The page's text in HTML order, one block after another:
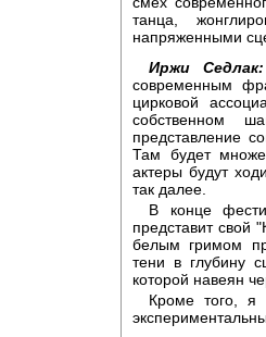
танца,
напряженными
Иржи Седлак:
современным
цирковой
собственном
представление
Там будет
актеры будут
так далее.
В конце
представит свой
белым гримом
тени в глубину
которой навеян
Кроме того, я